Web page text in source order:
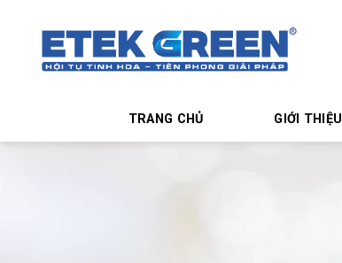
TRANG CHỦ GIỚI THIỆU